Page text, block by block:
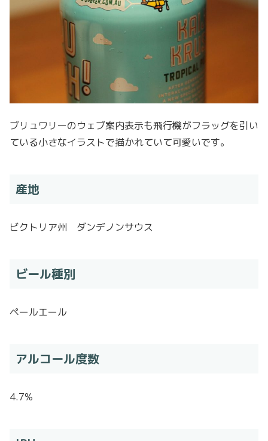
ブリュワリーのウェブ案内表示も飛行機がフラッグを引い
ている小さなイラストで描かれていて可愛いです。
産地
ビクトリア州 ダンデノンサウス
ビール種別
ペールエール
アルコール度数
4.7%